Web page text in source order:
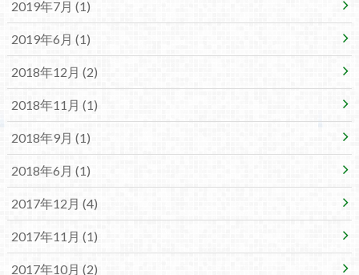
2019年7月 (1)
2019年6月 (1)
2018年12月 (2)
2018年11月 (1)
2018年9月 (1)
2018年6月 (1)
2017年12月 (4)
2017年11月 (1)
2017年10月 (2)